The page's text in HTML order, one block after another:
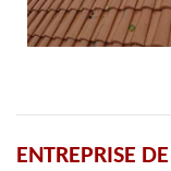
ENTREPRISE